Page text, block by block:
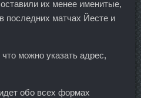
их менее именитые,
последних матчах Йесте и
можно указать адрес,
обо всех формах